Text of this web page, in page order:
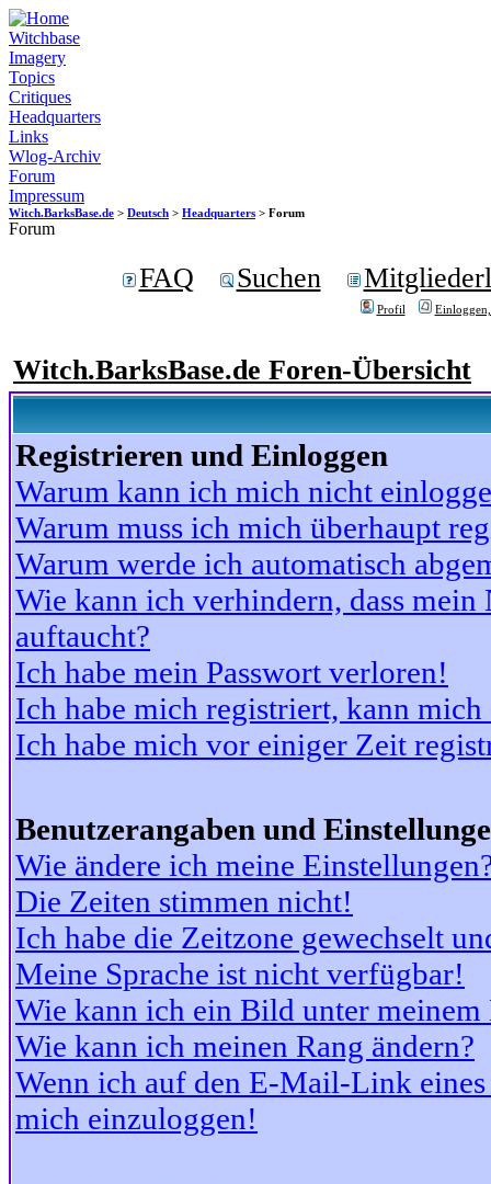
Witchbase
Imagery
Topics
Critiques
Headquarters
Links
Wlog-Archiv
Forum
Impressum
Witch.BarksBase.de > Deutsch > Headquarters > Forum
Forum
FAQ Suchen
Profil
Witch.BarksBase.de Foren-Übersicht
Registrieren und Einloggen
Warum kann ich mich nicht
Warum muss ich mich überhaupt
Warum werde ich automatisch
Wie kann ich verhindern, dass
auftaucht?
Ich habe mein Passwort verloren!
Ich habe mich registriert, kann
Ich habe mich vor einiger Zeit
Benutzerangaben und
Wie ändere ich meine
Die Zeiten stimmen nicht!
Ich habe die Zeitzone gewechselt
Meine Sprache ist nicht verfügbar!
Wie kann ich ein Bild unter meinem
Wie kann ich meinen Rang ändern?
Wenn ich auf den E-Mail-Link
mich einzuloggen!